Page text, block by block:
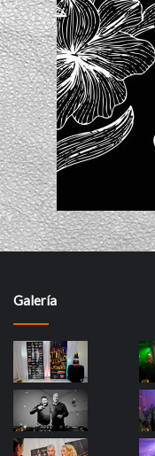
Galería